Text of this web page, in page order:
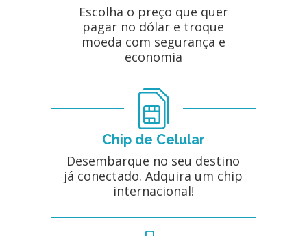
Escolha o preço que quer
pagar no dólar e troque
moeda com segurança e
economia
Chip de Celular
Desembarque no seu destino
já conectado. Adquira um chip
internacional!